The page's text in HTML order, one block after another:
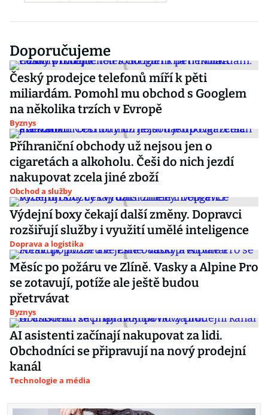
Doporučujeme
Český prodejce telefonů míří k pěti
miliardám. Pomohl mu obchod s Googlem
na několika trzích v Evropě
Byznys
Příhraniční obchody už nejsou jen o
cigaretách a alkoholu. Češi do nich jezdí
nakupovat zcela jiné zboží
Obchod a služby
Výdejní boxy čekají další změny. Dopravci
rozšiřují služby i využití umělé inteligence
Doprava a logistika
Měsíc po požáru ve Zlíně. Vasky a Alpine Pro
se zotavují, potíže ale ještě budou
přetrvávat
Byznys
AI asistenti začínají nakupovat za lidi.
Obchodníci se připravují na nový prodejní
kanál
Technologie a média